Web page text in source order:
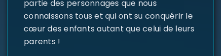
CONNECTER
partie des personnages que nous
connaissons tous et qui ont su conquérir le
cœur des enfants autant que celui de leurs
parents !